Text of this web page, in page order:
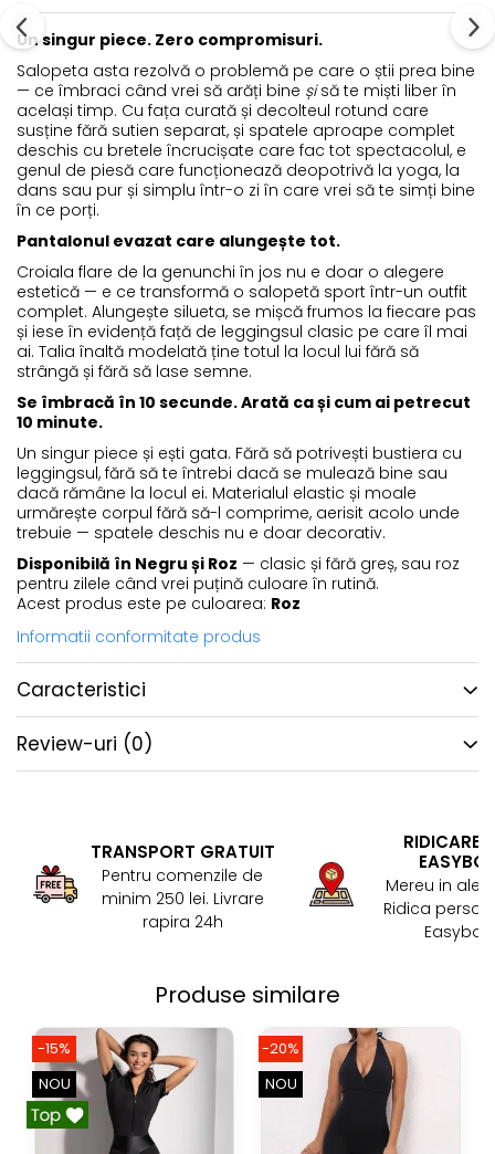
Un singur piece. Zero compromisuri.
Salopeta asta rezolvă o problemă pe care o știi prea bine
— ce îmbraci când vrei să arăți bine șisă te miști liber în
același timp. Cu fața curată și decolteul rotund care
susține fără sutien separat, și spatele aproape complet
deschis cu bretele încrucișate care fac tot spectacolul, e
genul de piesă care funcționează deopotrivă la yoga, la
dans sau pur și simplu într-o zi în care vrei să te simți bine
în ce porți.
Pantalonul evazat care alungește tot.
Croiala flare de la genunchi în jos nu e doar o alegere
estetică — e ce transformă o salopetă sport într-un outfit
complet. Alungește silueta, se mișcă frumos la fiecare pas
și iese în evidență față de leggingsul clasic pe care îl mai
ai. Talia înaltă modelată ține totul la locul lui fără să
strângă și fără să lase semne.
Se îmbracă în 10 secunde. Arată ca și cum ai petrecut
10 minute.
Un singur piece și ești gata. Fără să potrivești bustiera cu
leggingsul, fără să te întrebi dacă se mulează bine sau
dacă rămâne la locul ei. Materialul elastic și moale
urmărește corpul fără să-l comprime, aerisit acolo unde
trebuie — spatele deschis nu e doar decorativ.
Disponibilă în Negru și Roz — clasic și fără greș, sau roz
pentru zilele când vrei puțină culoare în rutină.
Acest produs este pe culoarea: Roz
Informatii conformitate produs
Caracteristici
Review-uri (0)
TRANSPORT GRATUIT
Pentru comenzile de
minim 250 lei. Livrare
rapira 24h
RIDICARE
Mereu in
Ridica
Easybox!
Produse similare
-15%
NOU
-20%
NOU